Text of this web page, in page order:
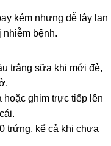
kém nhưng dễ lây lan
nhiễm bệnh.
trắng sữa khi mới đẻ,
ghim trực tiếp lên
trứng, kể cả khi chưa